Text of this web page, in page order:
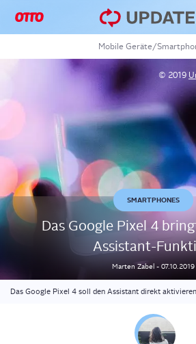
Mobile Geräte/
© 2019
SMARTPHONES
Das Goog­le Pixel 4
Assistant-
MartenZabel - 07.10.2019
Das Google Pixel 4 soll den Assistant direkt